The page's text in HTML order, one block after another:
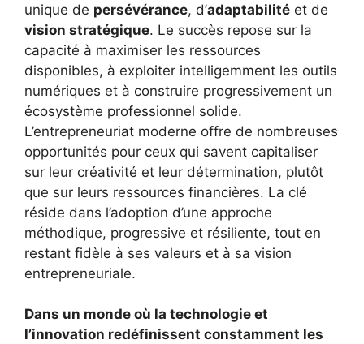
unique de persévérance, d’adaptabilité et de
vision stratégique. Le succès repose sur la
capacité à maximiser les ressources
disponibles, à exploiter intelligemment les outils
numériques et à construire progressivement un
écosystème professionnel solide.
L’entrepreneuriat moderne offre de nombreuses
opportunités pour ceux qui savent capitaliser
sur leur créativité et leur détermination, plutôt
que sur leurs ressources financières. La clé
réside dans l’adoption d’une approche
méthodique, progressive et résiliente, tout en
restant fidèle à ses valeurs et à sa vision
entrepreneuriale.
Dans un monde où la technologie et
l’innovation redéfinissent constamment les